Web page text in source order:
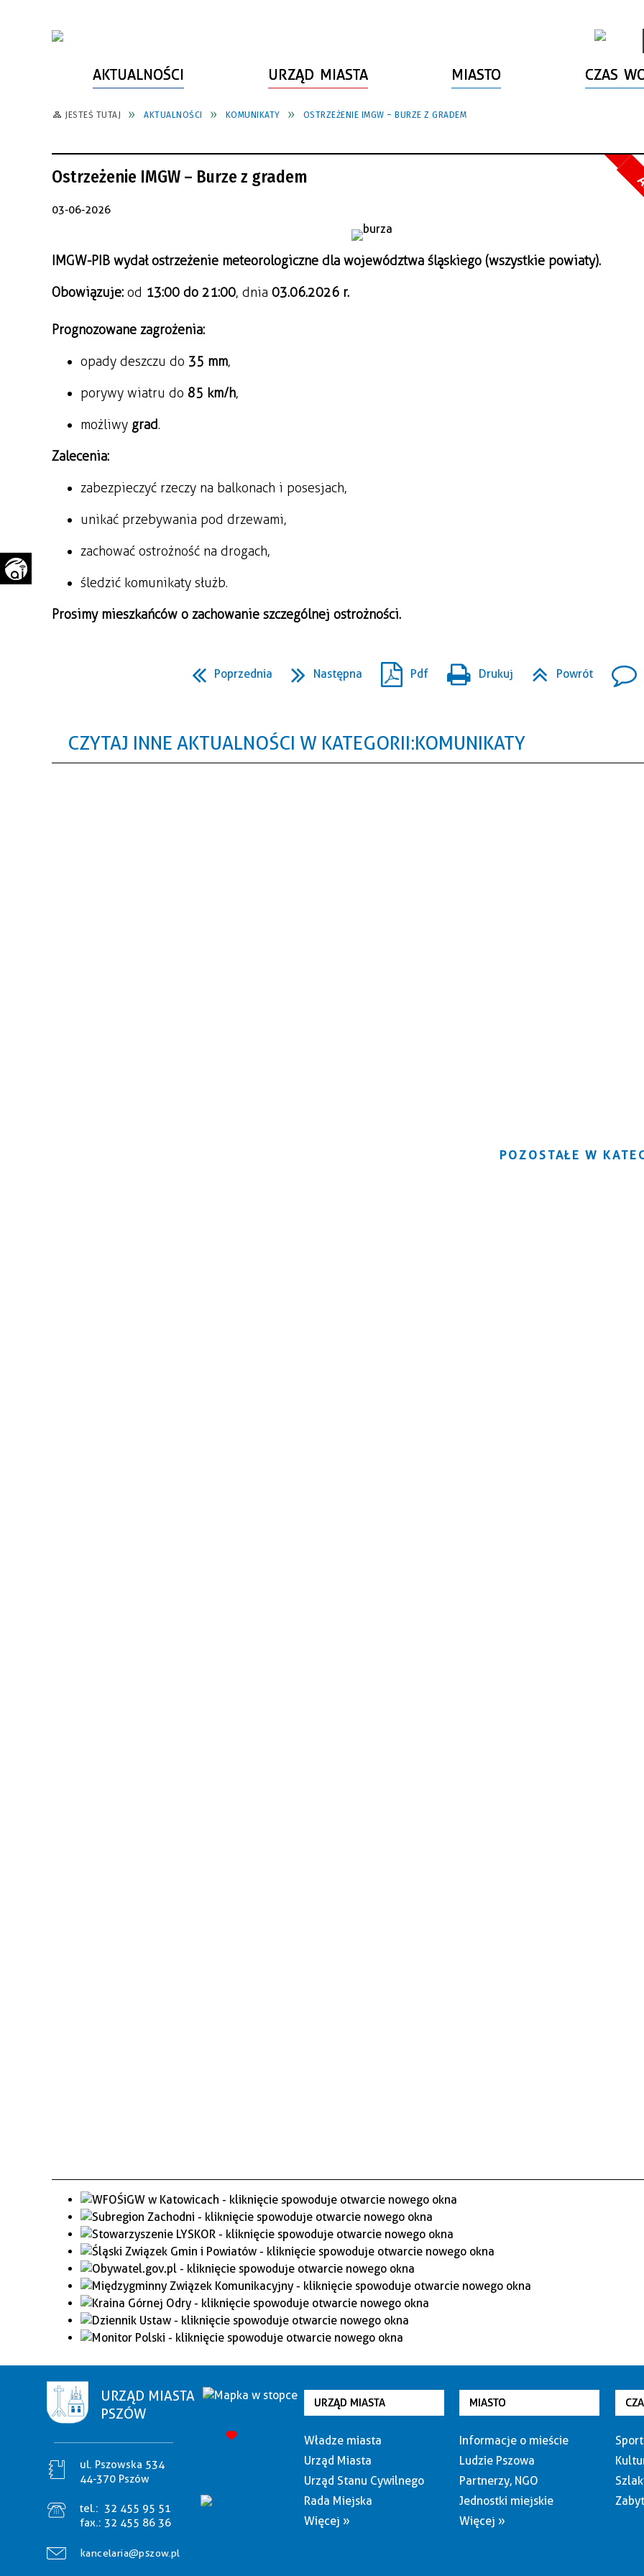
AKTUALNOŚCI URZĄD MIASTA
WŁADZE MIASTA
URZĄD STANU CYWILNEGO
RADA MIEJSKA
STRATEGIE, PLANY, PROGRAMY
FUNDUSZE ZEWNĘTRZNE
MIASTO
INFORMACJE O MIEŚCIE
PARTNERZY, NGO
JEDNOSTKI MIEJSKIE
INWESTYCJE MIEJSKIE
POWIATOWY LIDER
WAŻNE TELEFONY
GAZETA SAMORZĄDOWA
"PSZOW.PL"
CZAS
SPORT
SZLAKI TURYSTYCZNE
ZABYTKI
ZAŁATW SPRAWĘ
BEZPIECZEŃSTWO
ZWIERZĘTA W GMINIE
INFORMATOR
KOMUNIKACJA I TRANSPORT
ZAGOSPODAROWANIE
PRZESTRZENNE
JESTEŚ TUTAJ AKTUALNOŚCI KOMUNIKATY OSTRZEŻENIE IMGW – BURZE Z GRADEM
Ostrzeżenie IMGW – Burze z gradem
03-06-2026
IMGW-PIB wydał ostrzeżenie meteorologiczne dla województwa śląskiego (wszystkie powiaty).
Obowiązuje: od 13:00 do 21:00, dnia 03.06.2026 r.
Prognozowane zagrożenia:
opady deszczu do 35 mm,
porywy wiatru do 85 km/h,
możliwy grad.
Zalecenia:
zabezpieczyć rzeczy na balkonach i posesjach,
unikać przebywania pod drzewami,
zachować ostrożność na drogach,
śledzić komunikaty służb.
Prosimy mieszkańców o zachowanie szczególnej ostrożności.
Poprzednia Następna Pdf Drukuj Powrót
CZYTAJ INNE AKTUALNOŚCI W KATEGORII: KOMUNIKATY
POZOSTAŁE W
URZĄD MIASTA
PSZÓW
ul. Pszowska 534
44-370 Pszów
tel.: 32 455 95 51
fax.: 32 455 86 36
kancelaria@pszow.pl
URZĄD MIASTA
Władze miasta
Urząd Miasta
Urząd Stanu Cywilnego
Rada Miejska
Więcej »
MIASTO
Informacje o mieście
Ludzie Pszowa
Partnerzy, NGO
Jednostki miejskie
Więcej »
Sport